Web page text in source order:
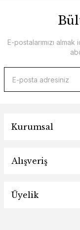
E-postalarımızı
Kurumsal
Alışveriş
Üyelik